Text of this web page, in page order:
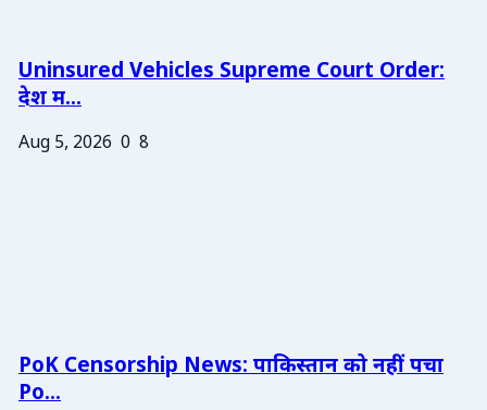
Uninsured Vehicles Supreme Court Order:
देश म...
Aug 5, 2026 0 8
PoK Censorship News: पाकिस्तान को नहीं पचा
Po...